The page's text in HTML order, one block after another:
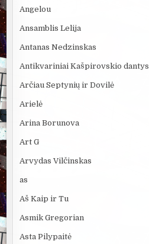
Angelou
Ansamblis Lelija
Antanas Nedzinskas
Antikvariniai Kašpirovskio dantys
Arčiau Septynių ir Dovilė
Arielė
Arina Borunova
Art G
Arvydas Vilčinskas
as
Aš Kaip ir Tu
Asmik Gregorian
Asta Pilypaitė